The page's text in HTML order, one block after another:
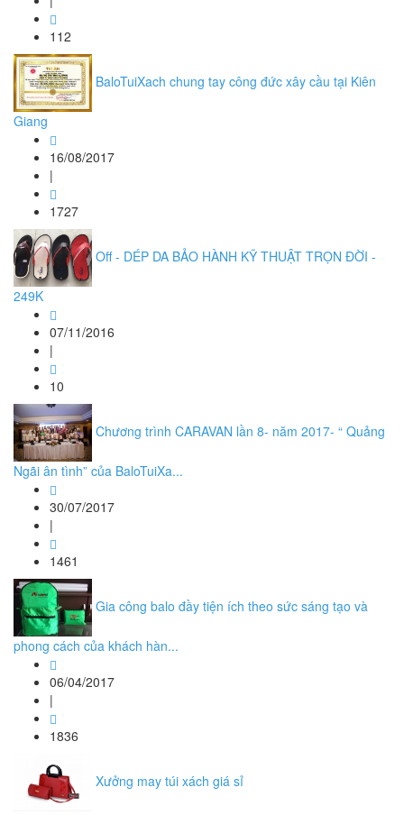
112
BaloTuiXach chung tay công đức xây cầu tại Kiên
Giang
16/08/2017
|
1727
Off - DÉP DA BẢO HÀNH KỸ THUẬT TRỌN ĐỜI -
249K
07/11/2016
|
10
Chương trình CARAVAN lần 8- năm 2017- “ Quảng
Ngãi ân tình” của BaloTuiXa...
30/07/2017
|
1461
Gia công balo đầy tiện ích theo sức sáng tạo và
phong cách của khách hàn...
06/04/2017
|
1836
Xưởng may túi xách giá sỉ